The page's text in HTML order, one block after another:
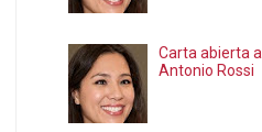
Carta abierta a
Antonio Rossi